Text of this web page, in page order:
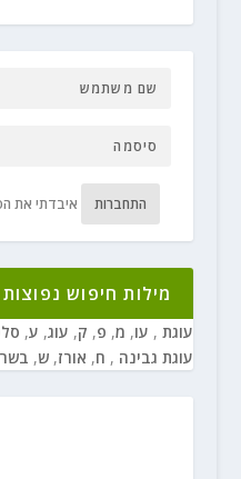
התחברות איבדתי את
מילות חיפוש נפוצות
עוגת , עו, מ, פ, ק, עוג, ע,
עוגת גבינה , ח, אורז, ש, בשר